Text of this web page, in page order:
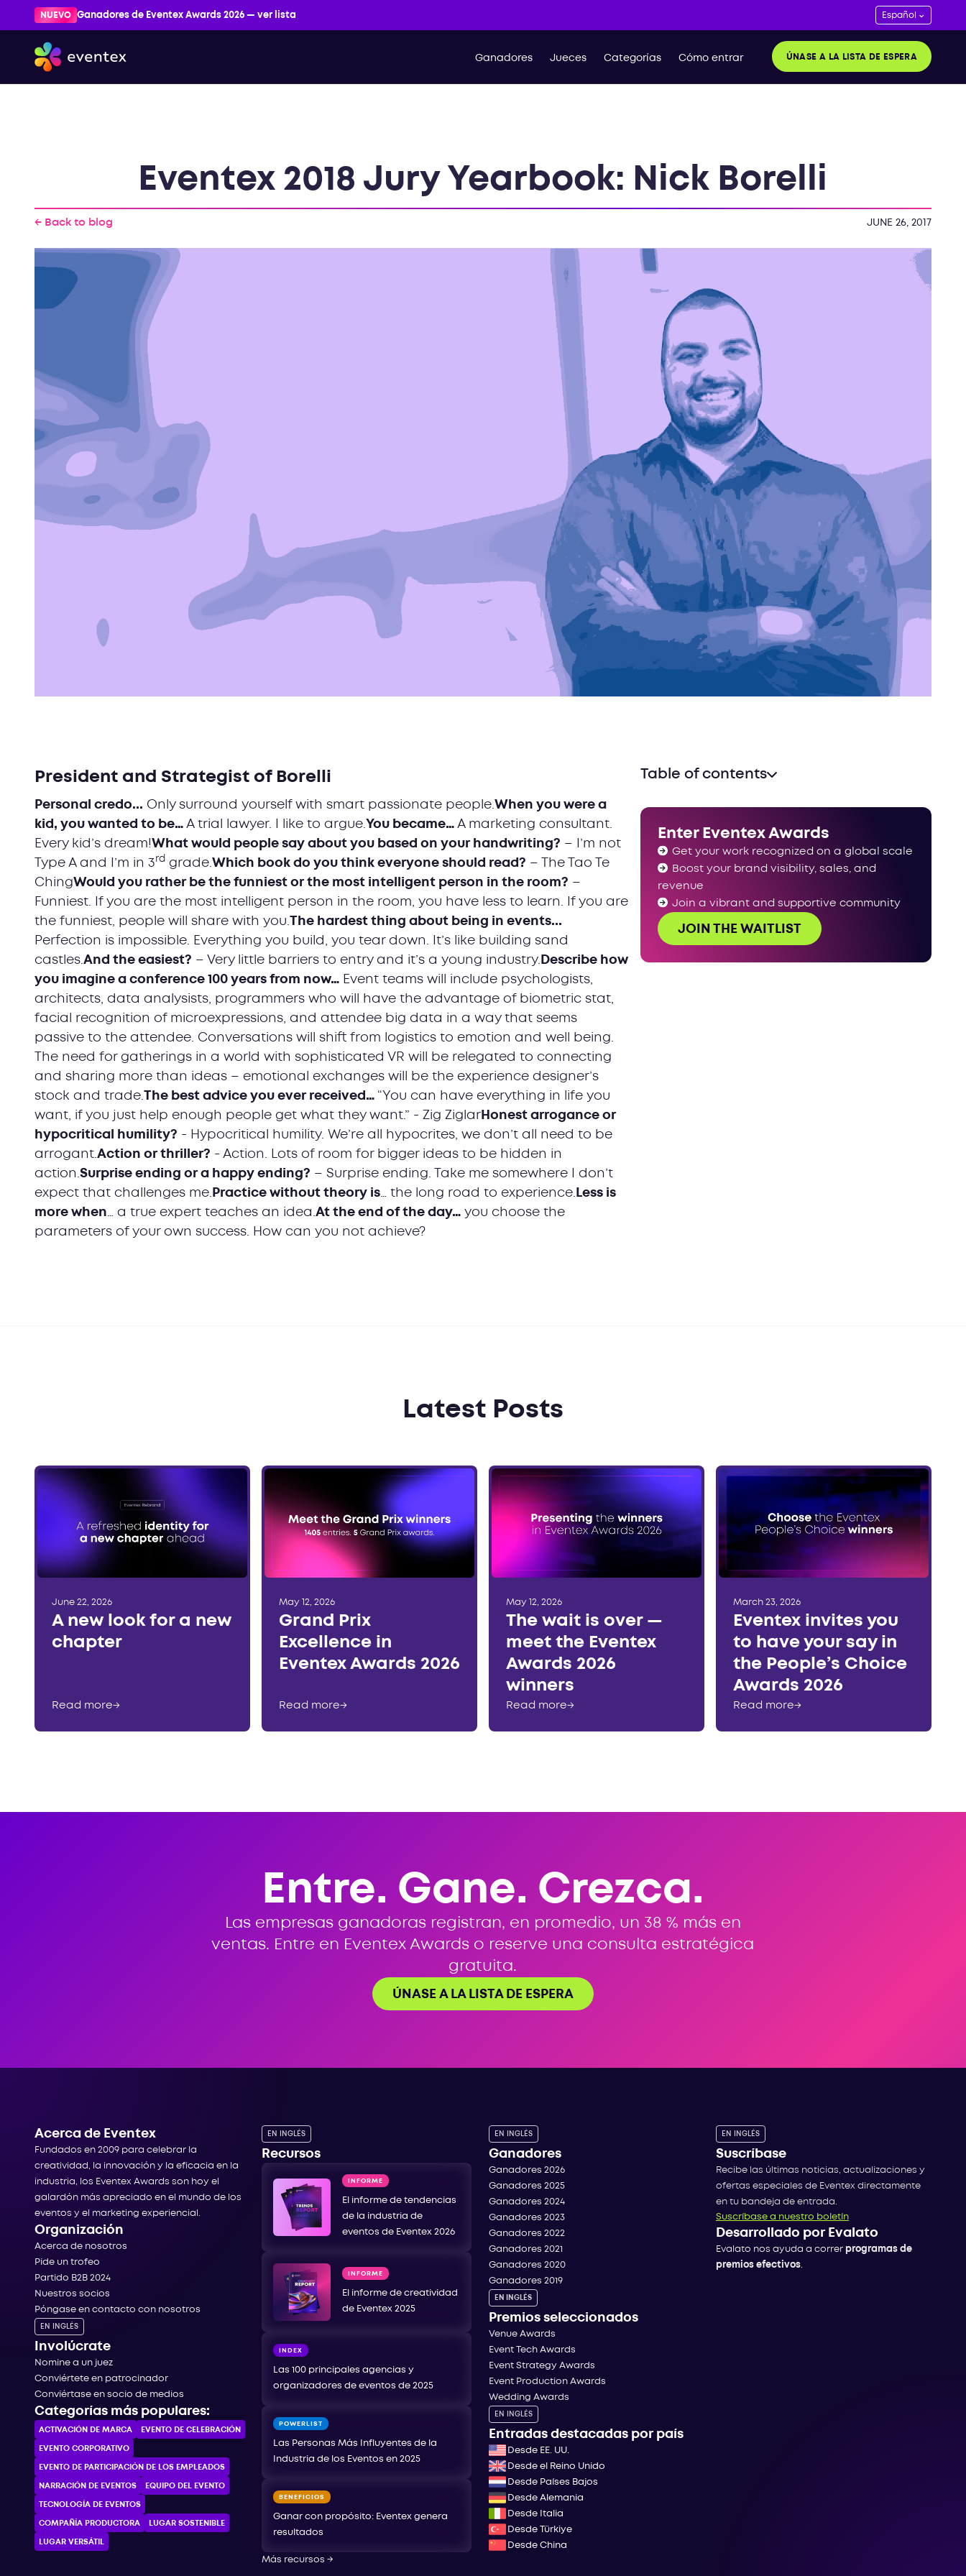
NUEVO Ganadores de Eventex Awards 2026 — ver lista
Ganadores Jueces Categorías Cómo entrar ÚNASE A LA LISTA DE ESPERA
Eventex 2018 Jury Yearbook: Nick Borelli
← Back to blog JUNE 26, 2017
President and Strategist of Borelli
Personal credo... Only surround yourself with smart passionate people. When you were a
kid, you wanted to be… A trial lawyer. I like to argue. You became… A marketing consultant.
Every kid’s dream!What would people say about you based on your handwriting? – I’m not
Type A and I’m in 3rd grade. Which book do you think everyone should read? – The Tao Te
ChingWould you rather be the funniest or the most intelligent person in the room? –
Funniest. If you are the most intelligent person in the room, you have less to learn. If you are
the funniest, people will share with you.
The hardest thing about being in events...
Perfection is impossible. Everything you build, you tear down. It’s like building sand
castles. And the easiest? – Very little barriers to entry and it’s a young industry. Describe how
you imagine a conference 100 years from now… Event teams will include psychologists,
architects, data analysists, programmers who will have the advantage of biometric stat,
facial recognition of microexpressions, and attendee big data in a way that seems
passive to the attendee. Conversations will shift from logistics to emotion and well being.
The need for gatherings in a world with sophisticated VR will be relegated to connecting
and sharing more than ideas – emotional exchanges will be the experience designer’s
stock and trade.
The best advice you ever received… “You can have everything in life you
want, if you just help enough people get what they want.” - Zig Ziglar Honest arrogance or
hypocritical humility? - Hypocritical humility. We’re all hypocrites, we don’t all need to be
arrogant. Action or thriller? - Action. Lots of room for bigger ideas to be hidden in
action. Surprise ending or a happy ending? – Surprise ending. Take me somewhere I don’t
expect that challenges me. Practice without theory is … the long road to experience. Less is
more when … a true expert teaches an idea. At the end of the day… you choose the
parameters of your own success. How can you not achieve?
Table of contents
Enter Eventex Awards
Get your work recognized on a global scale
Boost your brand visibility, sales, and
revenue
Join a vibrant and supportive community
JOIN THE WAITLIST
June 22, 2026
A new look for a new
chapter
Read more→
May 12, 2026
Grand Prix
Excellence in
Eventex Awards 2026
Read more→
May 12, 2026
The wait is over —
meet the Eventex
Awards 2026
winners
Read more→
March 23, 2026
Eventex invites you
to have your say in
the People’s Choice
Awards 2026
Read more→
Latest Posts
Entre. Gane. Crezca.
Las empresas ganadoras registran, en promedio, un 38 % más en
ventas. Entre en Eventex Awards o reserve una consulta estratégica
gratuita.
ÚNASE A LA LISTA DE ESPERA
Acerca de Eventex
Fundados en 2009 para celebrar la
creatividad, la innovación y la eficacia en la
industria, los Eventex Awards son hoy el
galardón más apreciado en el mundo de los
eventos y el marketing experiencial.
Organización
Acerca de nosotros
Pide un trofeo
Partido B2B 2024
Nuestros socios
Póngase en contacto con nosotros
EN INGLÉS
Involúcrate
Nomine a un juez
Conviértete en patrocinador
Conviértase en socio de medios
Categorías más populares:
ACTIVACIÓN DE MARCA EVENTO DE CELEBRACIÓN
EVENTO CORPORATIVO
EVENTO DE PARTICIPACIÓN DE LOS EMPLEADOS
NARRACIÓN DE EVENTOS EQUIPO DEL EVENTO
TECNOLOGÍA DE EVENTOS
COMPAÑÍA PRODUCTORA LUGAR SOSTENIBLE
LUGAR VERSÁTIL
EN INGLÉS
Recursos
INFORME
El informe de tendencias
de la industria de
eventos de Eventex 2026
INFORME
El informe de creatividad
de Eventex 2025
INDEX
Las 100 principales agencias y
organizadores de eventos de 2025
POWERLIST
Las Personas Más Influyentes de la
Industria de los Eventos en 2025
BENEFICIOS
Ganar con propósito: Eventex genera
resultados
Más recursos →
EN INGLÉS
Ganadores
Ganadores 2026
Ganadores 2025
Ganadores 2024
Ganadores 2023
Ganadores 2022
Ganadores 2021
Ganadores 2020
Ganadores 2019
EN INGLÉS
Premios seleccionados
Venue Awards
Event Tech Awards
Event Strategy Awards
Event Production Awards
Wedding Awards
EN INGLÉS
Entradas destacadas por país
Desde EE. UU.
Desde el Reino Unido
Desde Países Bajos
Desde Alemania
Desde Italia
Desde Türkiye
Desde China
EN INGLÉS
Suscríbase
Recibe las últimas noticias, actualizaciones y
ofertas especiales de Eventex directamente
en tu bandeja de entrada.
Suscríbase a nuestro boletín
Desarrollado por Evalato
Evalato nos ayuda a correr programas de
premios efectivos.